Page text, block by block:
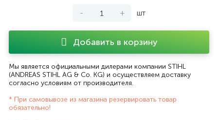
- + шт
Добавить в корзину
Мы является официальными дилерами компании STIHL
(ANDREAS STIHL AG & Co. KG) и осуществляем доставку
согласно условиям от производителя.
* При самовывозе из магазина резервировать товар
обязательно!